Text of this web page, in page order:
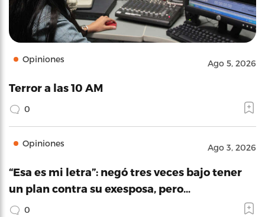
Opiniones Ago 5, 2026
Terror a las 10 AM
0
Opiniones Ago 3, 2026
“Esa es mi letra”: negó tres veces bajo tener
un plan contra su exesposa, pero…
0